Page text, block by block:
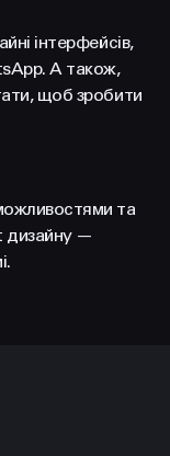
інтерфейсів,
А також,
щоб зробити
та
дизайну —